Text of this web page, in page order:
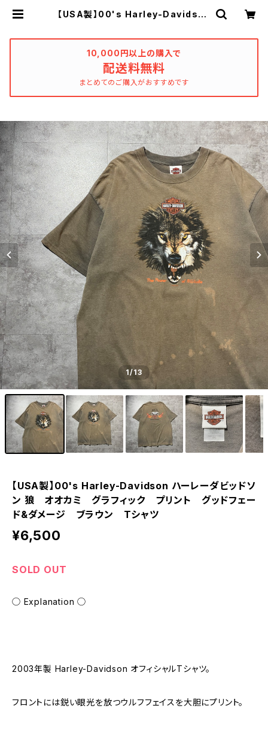
【USA製】00's Harley-Davidson
ド&ダメージ ブラウン Tシャツ | u
sed_clothing_katharsis
10,000円以上の購入で
配送料無料
まとめてのご購入がおすすめです
1/13
【USA製】00's Harley-Davidson ハーレーダビッドソ
ン 狼 オオカミ グラフィック プリント グッドフェー
ド&ダメージ ブラウン Tシャツ
¥6,500
SOLD OUT
◯ Explanation ◯
2003年製 Harley-Davidson オフィシャルTシャツ。
フロントには鋭い眼光を放つウルフフェイスを大胆にプリント。